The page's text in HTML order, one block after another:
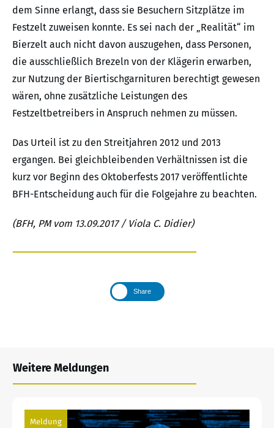
dem Sinne erlangt, dass sie Besuchern Sitzplätze im
Festzelt zuweisen konnte. Es sei nach der „Realität“ im
Bierzelt auch nicht davon auszugehen, dass Personen,
die ausschließlich Brezeln von der Klägerin erwarben,
zur Nutzung der Biertischgarnituren berechtigt gewesen
wären, ohne zusätzliche Leistungen des
Festzeltbetreibers in Anspruch nehmen zu müssen.
Das Urteil ist zu den Streitjahren 2012 und 2013
ergangen. Bei gleichbleibenden Verhältnissen ist die
kurz vor Beginn des Oktoberfests 2017 veröffentlichte
BFH-Entscheidung auch für die Folgejahre zu beachten.
(BFH, PM vom 13.09.2017 / Viola C. Didier)
Share
Weitere Meldungen
Meldung